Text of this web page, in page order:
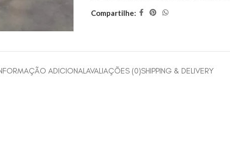
Compartilhe:
ADICIONALAVALIAÇÕES (0)SHIPPING & DELIVERY